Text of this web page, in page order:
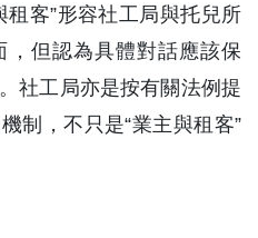
租客”形容社工局與托兒所
但認為具體對話應該保
社工局亦是按有關法例提
制，不只是“業主與租客”